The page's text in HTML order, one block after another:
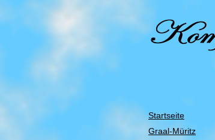
Startseite
Graal-Müritz